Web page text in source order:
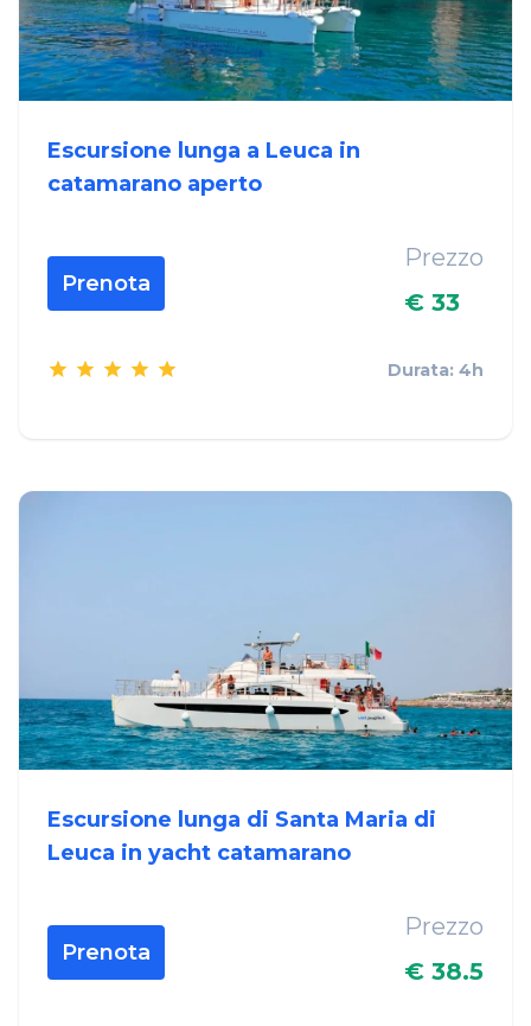
Escursione lunga a Leuca in
catamarano aperto
Prenota
Prezzo
€ 33
Durata: 4h
Escursione lunga di Santa Maria di
Leuca in yacht catamarano
Prenota
Prezzo
€ 38.5